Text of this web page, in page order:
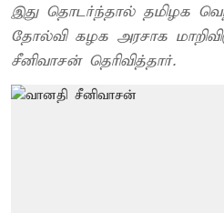
இது தொடர்ந்தால் தமிழக
தோல்வி கழக அரசாக மாறிவிடும் என வானதி
சீனிவாசன் தெரிவித்தார்.